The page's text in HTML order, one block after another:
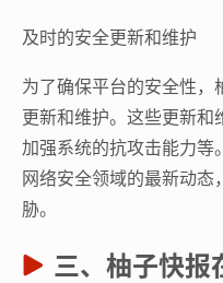
及时的安全更新和维护
为了确保平台的安全性，
更新和维护。这些更新和
加强系统的抗攻击能力等
网络安全领域的最新动态
胁。
三、柚子快报